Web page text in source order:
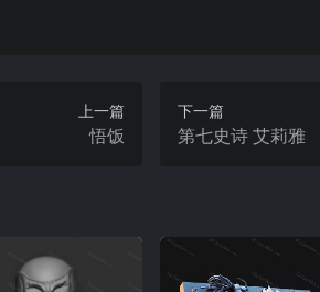
上一篇
悟饭
下一篇
第七史诗 艾莉雅